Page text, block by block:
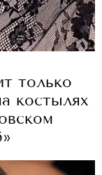
только
костылях